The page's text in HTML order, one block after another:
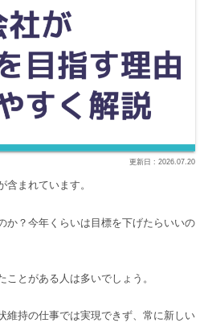
2026.07.20
まれています。
か？今年くらいは目標を下げたらいいの
とがある人は多いでしょう。
維持の仕事では実現できず、常に新しい